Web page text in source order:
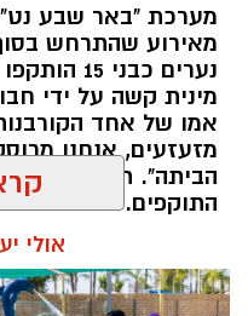
קרדיט: משטרת
שוטרי המחוז הדרומי
מג"ב ממשיכים
הפשיעה בנגב, עם
ביממות האחרונות.
שנערכה על ידי
דרום, אותר רכב
מערכת "באר שבע
מאירוע שהתרחש
נערים
אמו של אחד
מזעזעים, אנחנו
הביתה". תוך ימים
התוקפים.
אולי